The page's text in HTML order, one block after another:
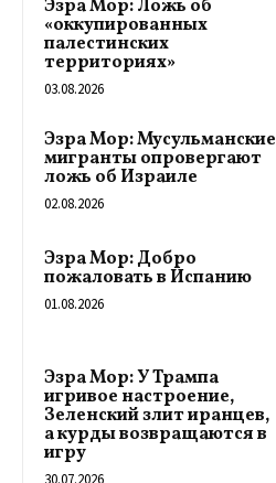
Эзра Мор: Ложь об
«оккупированных
палестинских
территориях»
03.08.2026
Эзра Мор: Мусульманские
мигранты опровергают
ложь об Израиле
02.08.2026
Эзра Мор: Добро
пожаловать в Испанию
01.08.2026
Эзра Мор: У Трампа
игривое настроение,
Зеленский злит иранцев,
а курды возвращаются в
игру
30.07.2026